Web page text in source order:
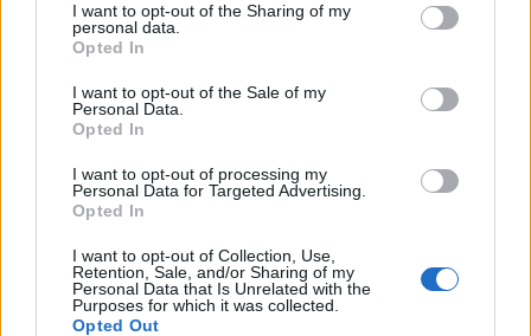
I want to opt-out of the Sharing of my
personal data.
Opted In
I want to opt-out of the Sale of my
Personal Data.
Opted In
I want to opt-out of processing my
Personal Data for Targeted Advertising.
Opted In
I want to opt-out of Collection, Use,
Retention, Sale, and/or Sharing of my
Personal Data that Is Unrelated with the
Purposes for which it was collected.
Opted Out
Artwork: Olafaq Staff
Σαν το μικρό φαντασματάκι τριγυρνά, όχι όμως
τόσο φιλικά.
Διαβάστε περισσότερα→